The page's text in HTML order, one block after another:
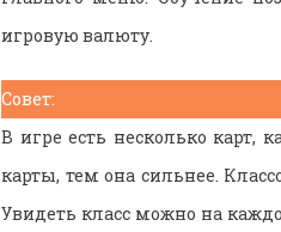
игровую валюту.
Совет:
В игре есть несколько карт,
карты, тем она сильнее.
Увидеть класс можно на